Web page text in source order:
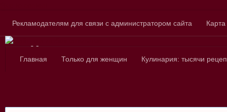
Рекламодателям для связи с администратором сайта
Сайт для
Главная Только для женщин Кулинария: тысячи